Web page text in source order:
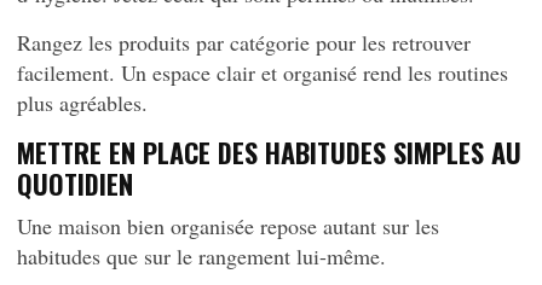
Rangez les produits par catégorie pour les retrouver
facilement. Un espace clair et organisé rend les routines
plus agréables.
METTRE EN PLACE DES HABITUDES SIMPLES AU
QUOTIDIEN
Une maison bien organisée repose autant sur les
habitudes que sur le rangement lui-même.